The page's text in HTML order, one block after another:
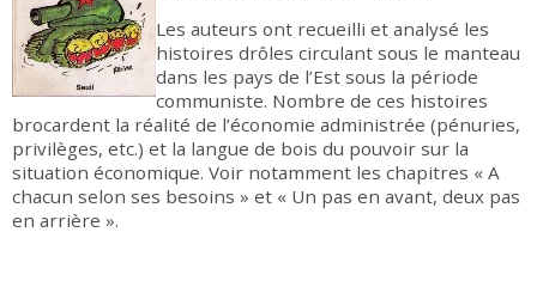
Les auteurs ont recueilli et analysé les
histoires drôles circulant sous le manteau
dans les pays de l’Est sous la période
communiste. Nombre de ces histoires
brocardent la réalité de l’économie administrée (pénuries,
privilèges, etc.) et la langue de bois du pouvoir sur la
situation économique. Voir notamment les chapitres « A
chacun selon ses besoins » et « Un pas en avant, deux pas
en arrière ».